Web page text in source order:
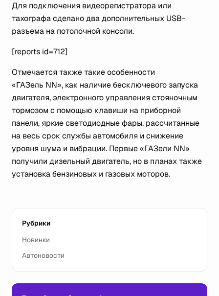
Для подключения видеорегистратора или
тахографа сделано два дополнительных USB-
разъема на потолочной консоли.
[reports id=712]
Отмечается также такие особенности
«ГАЗель NN», как наличие бесключевого запуска
двигателя, электронного управления стояночным
тормозом с помощью клавиши на приборной
панели, яркие светодиодные фары, рассчитанные
на весь срок службы автомобиля и снижение
уровня шума и вибрации. Первые «ГАЗели NN»
получили дизельный двигатель, но в планах также
установка бензиновых и газовых моторов.
Рубрики
Новинки
Автоновости